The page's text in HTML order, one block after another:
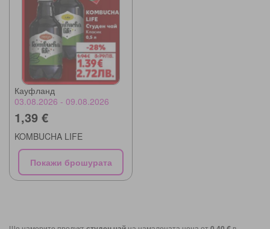
Кауфланд
03.08.2026 - 09.08.2026
1,39 €
KOMBUCHA LIFE
Покажи брошурата